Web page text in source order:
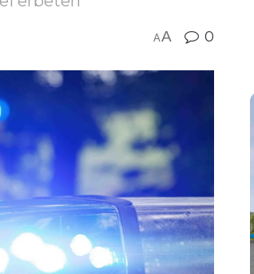
AA 0